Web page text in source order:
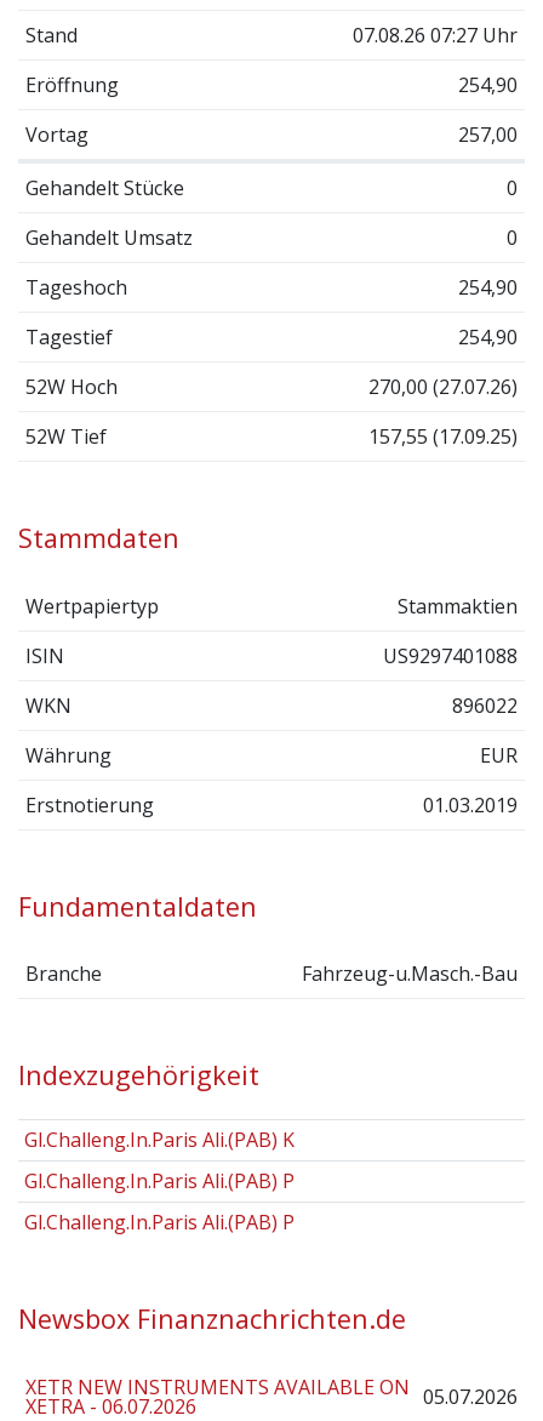
Stand
07.08.26 07:27 Uhr
Eröffnung
254,90
Vortag
257,00
Gehandelt Stücke
0
Gehandelt Umsatz
0
Tageshoch
254,90
Tagestief
254,90
52W Hoch
270,00 (27.07.26)
52W Tief
157,55 (17.09.25)
Stammdaten
Wertpapiertyp
Stammaktien
ISIN
US9297401088
WKN
896022
Währung
EUR
Erstnotierung
01.03.2019
Fundamentaldaten
Branche Fahrzeug-u.Masch.-Bau
Indexzugehörigkeit
Gl.Challeng.In.Paris Ali.(PAB) K
Gl.Challeng.In.Paris Ali.(PAB) P
Gl.Challeng.In.Paris Ali.(PAB) P
Newsbox Finanznachrichten.de
XETR NEW INSTRUMENTS AVAILABLE ON
XETRA - 06.07.2026 05.07.2026